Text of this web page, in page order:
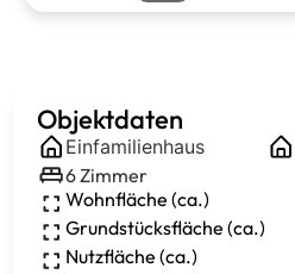
Objektdaten
Einfamilienhaus
6Zimmer
Wohnfläche (ca.)
Grundstücksfläche (ca.)
Nutzfläche (ca.)